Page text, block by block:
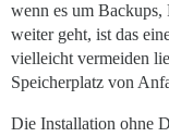
wenn es um
weiter geht, ist das
vielleicht vermeiden
Speicherplatz von
Die Installation ohne